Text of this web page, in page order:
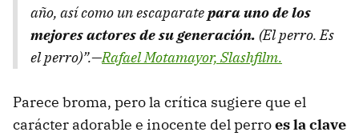
año, así como un escaparatepara uno de los
mejores actores de su generación. (El perro. Es
el perro)”.—Rafael Motamayor, Slashfilm.
Parece broma, pero la crítica sugiere que el
carácter adorable e inocente del perroes la clave